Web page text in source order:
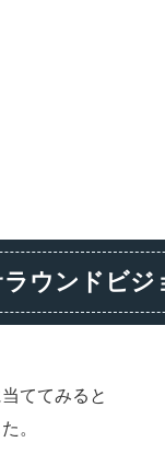
ウンドビジ
ててみると
。